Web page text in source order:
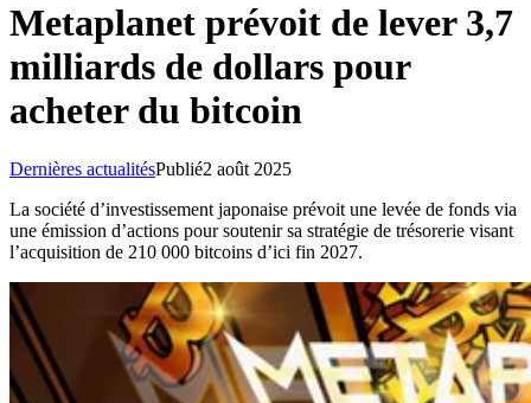
Metaplanet prévoit de lever 3,7
milliards de dollars pour
acheter du bitcoin
Dernières actualitésPublié2 août 2025
La société d’investissement japonaise prévoit une levée de fonds via
une émission d’actions pour soutenir sa stratégie de trésorerie visant
l’acquisition de 210 000 bitcoins d’ici fin 2027.